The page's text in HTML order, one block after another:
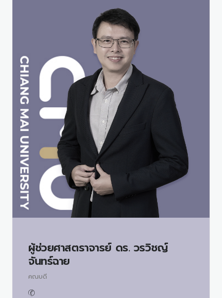
ผู้ช่วยศาสตราจารย์ ดร. วรวิชญ์
จันทร์ฉาย
คณบดี